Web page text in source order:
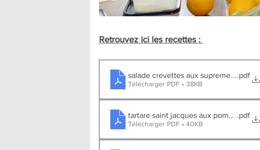
Retrouvez ici les recettes :
salade crevettes aux supremes oranges
.pdf
Télécharger PDF • 38KB
tartare saint jacques aux pommes.pdf
Télécharger PDF • 40KB